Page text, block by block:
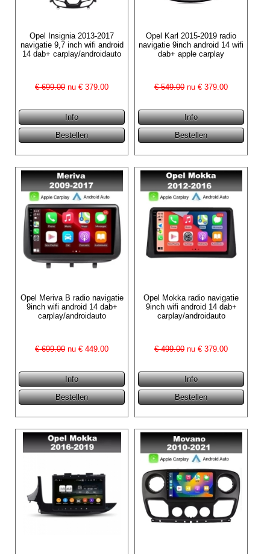
Opel Insignia 2013-2017
navigatie 9,7 inch wifi android
14 dab+ carplay/androidauto
€ 699.00 nu €379.00
Opel Karl 2015-2019 radio
navigatie 9inch android 14 wifi
dab+ apple carplay
€ 549.00nu €379.00
Opel Meriva B radio navigatie
9inch wifi android 14 dab+
carplay/androidauto
€ 699.00 nu €449.00
Opel Mokka radio navigatie
9inch wifi android 14 dab+
carplay/androidauto
€ 499.00nu €379.00